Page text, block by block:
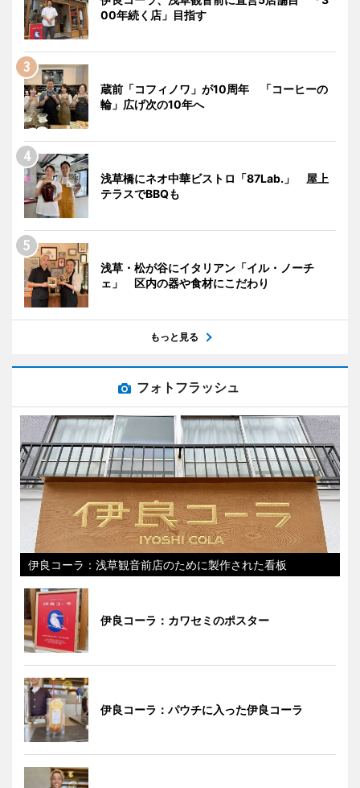
00年続く店」目指す
蔵前「コフィノワ」が10周年 「コーヒーの
輪」広げ次の10年へ
浅草橋にネオ中華ビストロ「87Lab.」 屋上
テラスでBBQも
浅草・松が谷にイタリアン「イル・ノーチ
ェ」 区内の器や食材にこだわり
もっと見る
フォトフラッシュ
伊良コーラ：浅草観音前店のために製作された看板
伊良コーラ：カワセミのポスター
伊良コーラ：パウチに入った伊良コーラ